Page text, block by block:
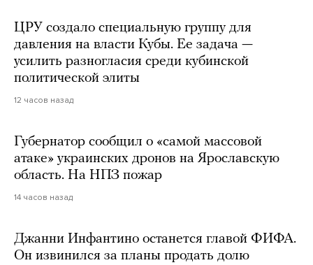
ЦРУ создало специальную группу для
давления на власти Кубы. Ее задача —
усилить разногласия среди кубинской
политической элиты
12 часов назад
Губернатор сообщил о «самой массовой
атаке» украинских дронов на Ярославскую
область. На НПЗ пожар
14 часов назад
Джанни Инфантино останется главой ФИФА.
Он извинился за планы продать долю